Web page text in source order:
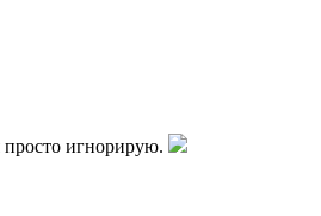
просто игнорирую.